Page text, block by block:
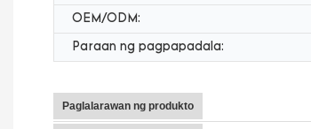
OEM/ODM:
Paraan ng pagpapadala:
Paglalarawan ng produkto